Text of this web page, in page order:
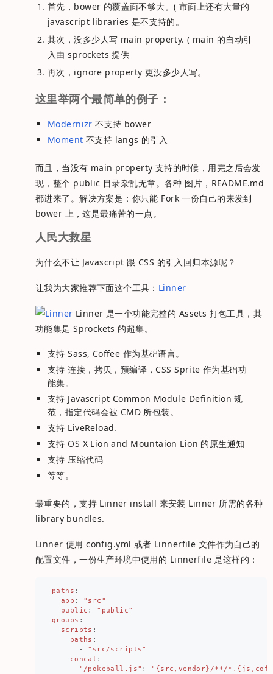
首先，bower 的覆盖面不够大。( 市面上还有大量的
javascript libraries 是不支持的。
其次，没多少人写 main property. ( main 的自动引
入由 sprockets 提供
再次，ignore property 更没多少人写。
这里举两个最简单的例子：
Modernizr 不支持 bower
Moment 不支持 langs 的引入
而且，当没有 main property 支持的时候，用完之后会发
现，整个 public 目录杂乱无章。各种 图片，README.md
都进来了。解决方案是：你只能 Fork 一份自己的来发到
bower 上，这是最痛苦的一点。
人民大救星
为什么不让 Javascript 跟 CSS 的引入回归本源呢？
让我为大家推荐下面这个工具： Linner
Linner 是一个功能完整的 Assets 打包工具，其
功能集是 Sprockets 的超集。
支持 Sass, Coffee 作为基础语言。
支持 连接，拷贝，预编译，CSS Sprite 作为基础功
能集。
支持 Javascript Common Module Definition 规
范，指定代码会被 CMD 所包装。
支持 LiveReload.
支持 OS X Lion and Mountaion Lion 的原生通知
支持 压缩代码
等等。
最重要的，支持 Linner install 来安装 Linner 所需的各种
library bundles.
Linner 使用 config.yml 或者 Linnerfile 文件作为自己的
配置文件，一份生产环境中使用的 Linnerfile 是这样的：
paths :
app : " src"
public : " public"
groups :
scripts :
paths :
-
" src/scripts"
concat :
" /pokeball.js" : " {src,vendor}/**/